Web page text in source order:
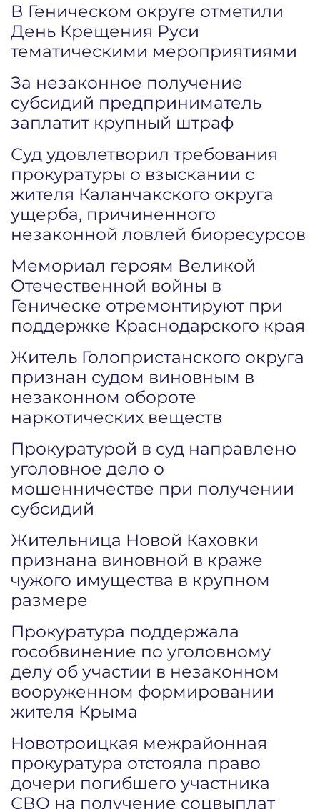
В Геническом округе отметили
День Крещения Руси
тематическими мероприятиями
За незаконное получение
субсидий предприниматель
заплатит крупный штраф
Суд удовлетворил требования
прокуратуры о взыскании с
жителя Каланчакского округа
ущерба, причиненного
незаконной ловлей биоресурсов
Мемориал героям Великой
Отечественной войны в
Геническе отремонтируют при
поддержке Краснодарского края
Житель Голопристанского округа
признан судом виновным в
незаконном обороте
наркотических веществ
Прокуратурой в суд направлено
уголовное дело о
мошенничестве при получении
субсидий
Жительница Новой Каховки
признана виновной в краже
чужого имущества в крупном
размере
Прокуратура поддержала
гособвинение по уголовному
делу об участии в незаконном
вооруженном формировании
жителя Крыма
Новотроицкая межрайонная
прокуратура отстояла право
дочери погибшего участника
СВО на получение соцвыплат